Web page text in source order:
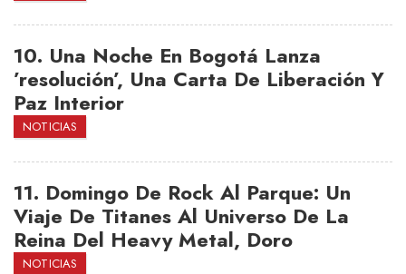
10. Una Noche En Bogotá Lanza
’resolución’, Una Carta De Liberación Y
Paz Interior
NOTICIAS
11. Domingo De Rock Al Parque: Un
Viaje De Titanes Al Universo De La
Reina Del Heavy Metal, Doro
NOTICIAS